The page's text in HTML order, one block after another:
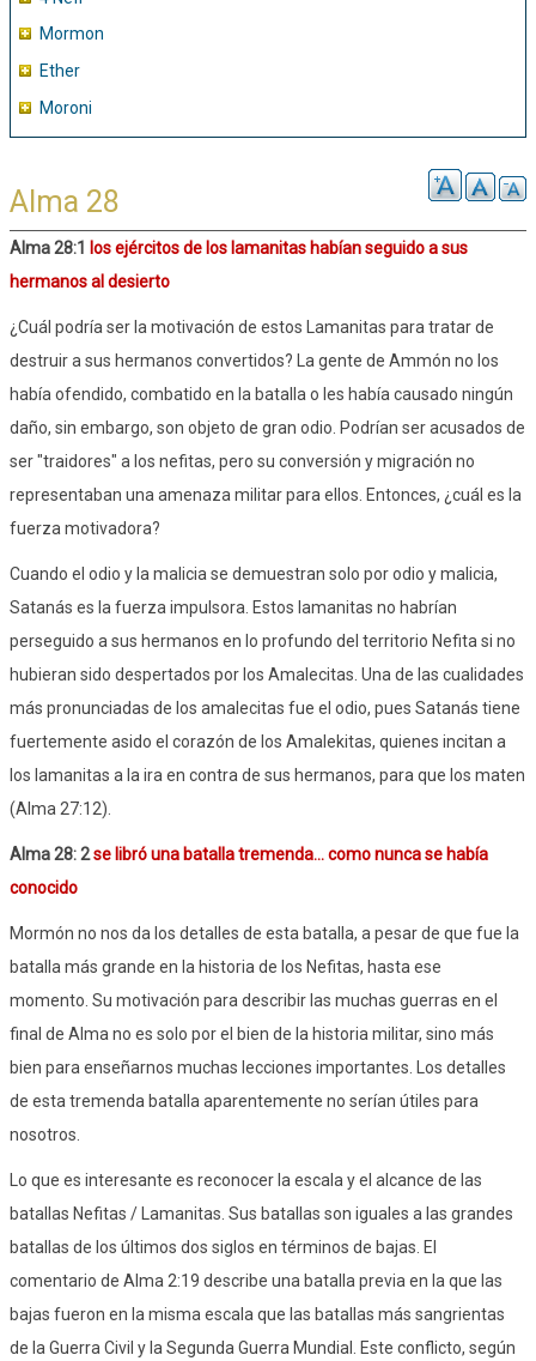
Mormon
Ether
Moroni
Alma 28
Alma 28:1
los ejércitos de los lamanitas habían seguido a sus
hermanos al desierto
¿Cuál podría ser la motivación de estos Lamanitas para tratar de
destruir a sus hermanos convertidos? La gente de Ammón no los
había ofendido, combatido en la batalla o les había causado ningún
daño, sin embargo, son objeto de gran odio. Podrían ser acusados ​​de
ser "traidores" a los nefitas, pero su conversión y migración no
representaban una amenaza militar para ellos. Entonces, ¿cuál es la
fuerza motivadora?
Cuando el odio y la malicia se demuestran solo por odio y malicia,
Satanás es la fuerza impulsora. Estos lamanitas no habrían
perseguido a sus hermanos en lo profundo del territorio Nefita si no
hubieran sido despertados por los Amalecitas. Una de las cualidades
más pronunciadas de los amalecitas fue el odio, pues Satanás tiene
fuertemente asido el corazón de los Amalekitas, quienes incitan a
los lamanitas a la ira en contra de sus hermanos, para que los maten
(Alma 27:12).
Alma 28: 2se libró una batalla tremenda... como nunca se había
conocido
Mormón no nos da los detalles de esta batalla, a pesar de que fue la
batalla más grande en la historia de los Nefitas, hasta ese
momento. Su motivación para describir las muchas guerras en el
final de Alma no es solo por el bien de la historia militar, sino más
bien para enseñarnos muchas lecciones importantes. Los detalles
de esta tremenda batalla aparentemente no serían útiles para
nosotros.
Lo que es interesante es reconocer la escala y el alcance de las
batallas Nefitas / Lamanitas. Sus batallas son iguales a las grandes
batallas de los últimos dos siglos en términos de bajas. El
comentario de Alma 2:19 describe una batalla previa en la que las
bajas fueron en la misma escala que las batallas más sangrientas
de la Guerra Civil y la Segunda Guerra Mundial. Este conflicto, según